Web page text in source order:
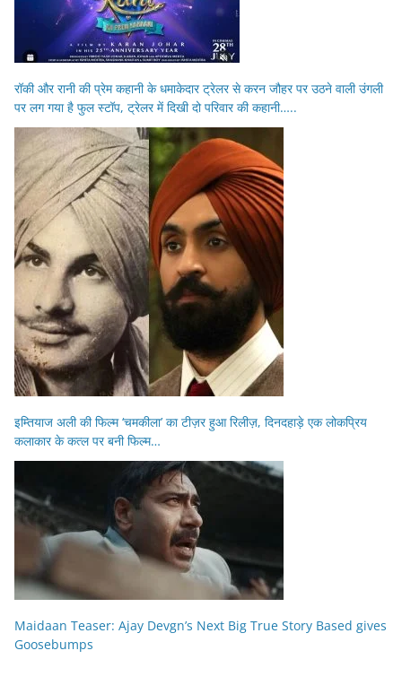
रॉकी और रानी की प्रेम कहानी के धमाकेदार ट्रेलर से करन जौहर पर उठने वाली उंगली
पर लग गया है फुल स्टॉप, ट्रेलर में दिखी दो परिवार की कहानी…..
इम्तियाज अली की फिल्म ‘चमकीला’ का टीज़र हुआ रिलीज़, दिनदहाड़े एक लोकप्रिय
कलाकार के कत्ल पर बनी फिल्म…
Maidaan Teaser: Ajay Devgn’s Next Big True Story Based gives
Goosebumps